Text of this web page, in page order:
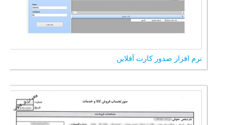
نرم افزار صدور کارت آفلاین